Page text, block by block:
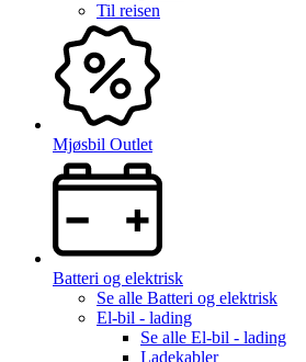
Til reisen
Mjøsbil Outlet
Batteri og elektrisk
Se alle Batteri og elektrisk
El-bil - lading
Se alle El-bil - lading
Ladekabler